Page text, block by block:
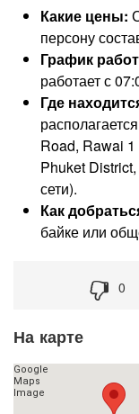
Какие цены:
персону
График
работает с
Где
Road, Rawai
Phuket
сети).
Как
байке или
0
На карте